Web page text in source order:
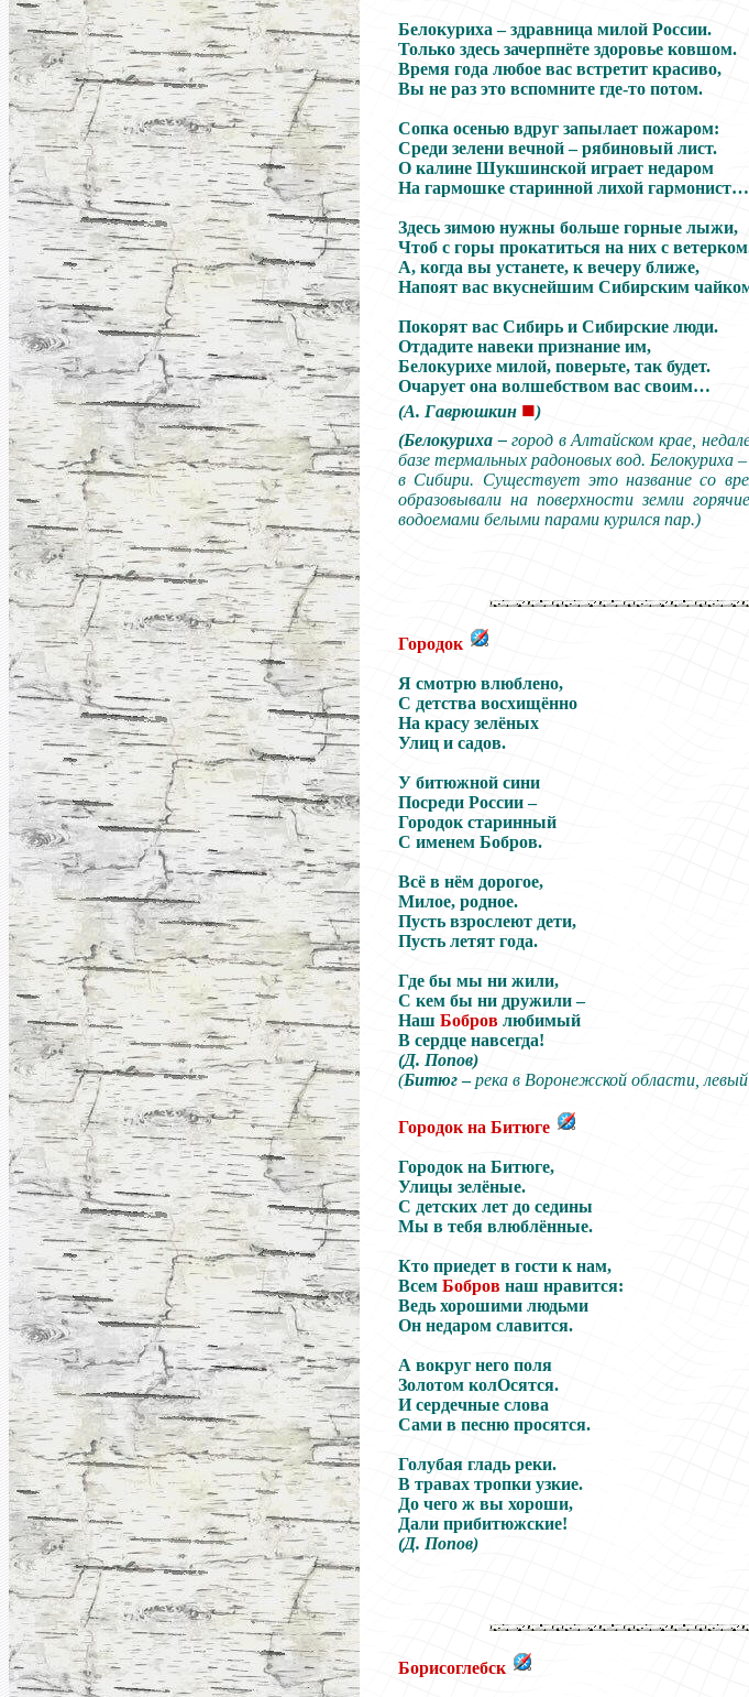
Белокуриха – здравница милой России.
Только здесь зачерпнёте здоровье ковшом.
Время года любое вас встретит красиво,
Вы не раз это вспомните где-то потом.
Сопка осенью вдруг запылает пожаром:
Среди зелени вечной – рябиновый лист.
О калине Шукшинской играет недаром
На гармошке старинной лихой гармонист…
Здесь зимою нужны больше горные лыжи,
Чтоб с горы прокатиться на них с
А, когда вы устанете, к вечеру ближе,
Напоят вас вкуснейшим Сибирским
Покорят вас Сибирь и Сибирские люди.
Отдадите навеки признание им,
Белокурихе милой, поверьте, так будет.
Очарует она волшебством вас своим…
(А. Гаврюшкин ■)
(Белокуриха –город в Алтайском крае,
базе термальных радоновых вод. Белокуриха
в Сибири. Существует это название со
образовывали на поверхности земли
водоемами белыми парами курился пар.)
Городок
Я смотрю влюблено,
С детства восхищённо
На красу зелёных
Улиц и садов.
У битюжной сини
Посреди России –
Городок старинный
С именем Бобров.
Всё в нём дорогое,
Милое, родное.
Пусть взрослеют дети,
Пусть летят года.
Где бы мы ни жили,
С кем бы ни дружили –
Наш Бобров любимый
В сердце навсегда!
(Д. Попов)
(Битюг– река в Воронежской области,
Городок на Битюге
Городок на Битюге,
Улицы зелёные.
С детских лет до седины
Мы в тебя влюблённые.
Кто приедет в гости к нам,
Всем Бобров наш нравится:
Ведь хорошими людьми
Он недаром славится.
А вокруг него поля
Золотом колОсятся.
И сердечные слова
Сами в песню просятся.
Голубая гладь реки.
В травах тропки узкие.
До чего ж вы хороши,
Дали прибитюжские!
(Д. Попов)
Борисоглебск